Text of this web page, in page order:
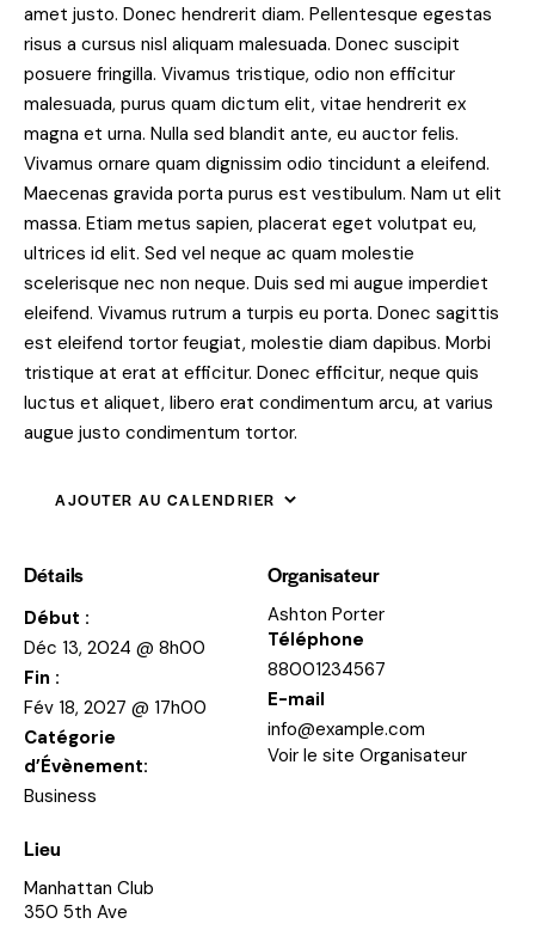
amet justo. Donec hendrerit diam. Pellentesque egestas
risus a cursus nisl aliquam malesuada. Donec suscipit
posuere fringilla. Vivamus tristique, odio non efficitur
malesuada, purus quam dictum elit, vitae hendrerit ex
magna et urna. Nulla sed blandit ante, eu auctor felis.
Vivamus ornare quam dignissim odio tincidunt a eleifend.
Maecenas gravida porta purus est vestibulum. Nam ut elit
massa. Etiam metus sapien, placerat eget volutpat eu,
ultrices id elit. Sed vel neque ac quam molestie
scelerisque nec non neque. Duis sed mi augue imperdiet
eleifend. Vivamus rutrum a turpis eu porta. Donec sagittis
est eleifend tortor feugiat, molestie diam dapibus. Morbi
tristique at erat at efficitur. Donec efficitur, neque quis
luctus et aliquet, libero erat condimentum arcu, at varius
augue justo condimentum tortor.
AJOUTER AU CALENDRIER
Détails
Début :
Déc 13, 2024 @ 8h00
Fin :
Fév 18, 2027 @ 17h00
Catégorie
d’Évènement:
Business
Organisateur
Ashton Porter
Téléphone
88001234567
E-mail
info@example.com
Voir le site Organisateur
Lieu
Manhattan Club
350 5th Ave